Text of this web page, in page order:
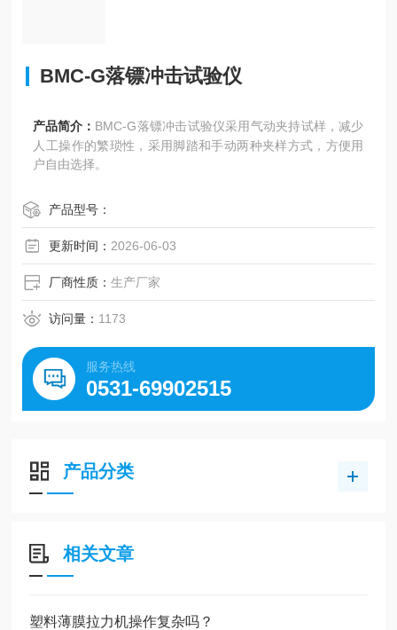
BMC-G落镖冲击试验仪
产品简介： BMC-G落镖冲击试验仪采用气动夹持试样，减少
人工操作的繁琐性，采用脚踏和手动两种夹样方式，方便用
户自由选择。
产品型号：
更新时间： 2026-06-03
厂商性质：生产厂家
访问量： 1173
服务热线
0531-69902515
产品分类
相关文章
塑料薄膜拉力机操作复杂吗？